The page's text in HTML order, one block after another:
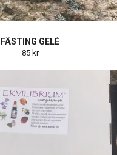
FÄSTING GELÉ
85 kr